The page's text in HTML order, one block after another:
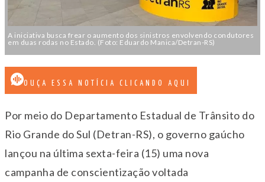
A iniciativa busca frear o aumento dos sinistros envolvendo condutores
em duas rodas no Estado. (Foto: Eduardo Manica/Detran-RS)
OUÇA ESSA NOTÍCIA CLICANDO AQUI
Por meio do Departamento Estadual de Trânsito do
Rio Grande do Sul (Detran-RS), o governo gaúcho
lançou na última sexta-feira (15) uma nova
campanha de conscientização voltada